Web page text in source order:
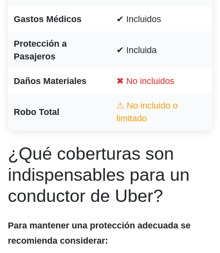
Gastos Médicos ✔ Incluidos
Protección a
Pasajeros
✔ Incluida
Daños Materiales ✖ No incluidos
Robo Total
⚠ No incluido o
limitado
¿Qué coberturas son
indispensables para un
conductor de Uber?
Para mantener una protección adecuada se
recomienda considerar: